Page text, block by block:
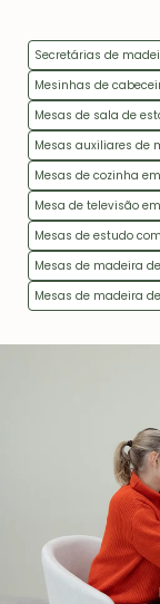
Secretárias de
Mesinhas de
Mesas de sala de
Mesas auxiliares de
Mesas de cozinha
Mesa de televisão
Mesas de estudo
Mesas de madeira
Mesas de madeira